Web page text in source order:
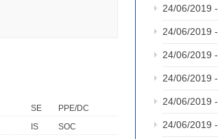
SE
PPE/DC
IS
SOC
24/06/2019 -
24/06/2019 -
24/06/2019 -
24/06/2019 -
24/06/2019 -
24/06/2019 -